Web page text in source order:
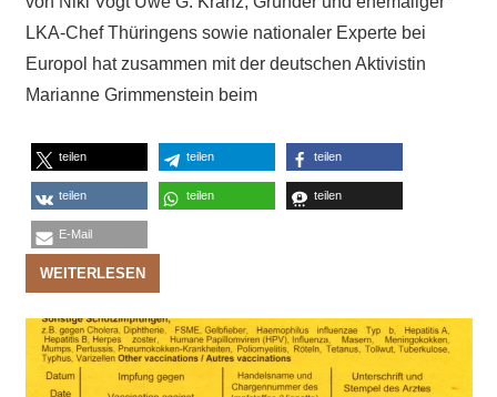
LKA-Chef Thüringens sowie nationaler Experte bei
Europol hat zusammen mit der deutschen Aktivistin
Marianne Grimmenstein beim
teilen teilen teilen
teilen teilen teilen
E-Mail
WEITERLESEN